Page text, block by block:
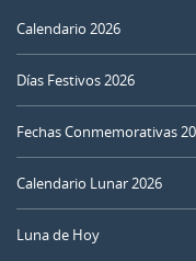
Calendario 2026
Días Festivos 2026
Fechas Conmemorativas
Calendario Lunar 2026
Luna de Hoy